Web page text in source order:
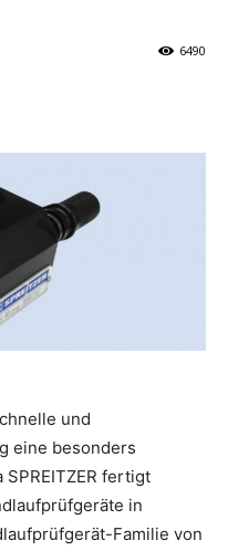
6490
und
eine besonders
fertigt
in
Familie von